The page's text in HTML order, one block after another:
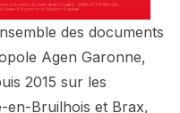
des documents
Agen Garonne,
2015 sur les
en-Bruilhois et Brax,